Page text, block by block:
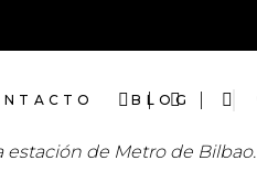
BLOG
estación de Metro de Bilbao.